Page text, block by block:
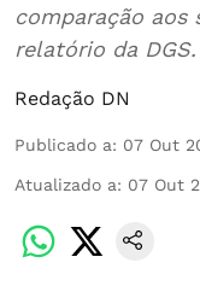
comparação aos
relatório da DGS.
Redação DN
Publicado a: 07 Out
Atualizado a: 07 Out